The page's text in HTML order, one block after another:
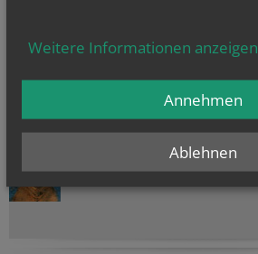
NAMENSTAGE
Hl. Teresia Benedicta vom Kreuz
Hl. Romanus von Rom
Weitere Informationen anzeigen
Ablehnen
Annehmen